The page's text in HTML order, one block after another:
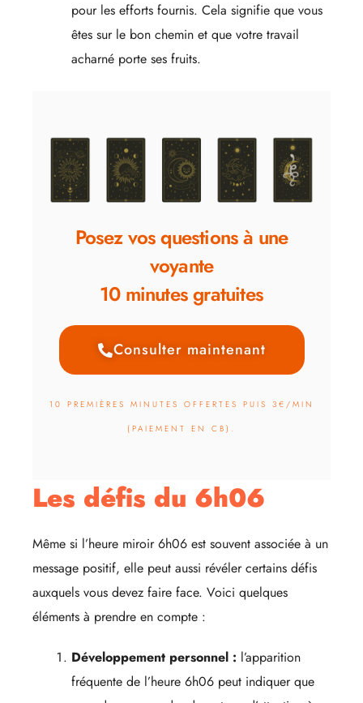
pour les efforts fournis. Cela signifie que vous
êtes sur le bon chemin et que votre travail
acharné porte ses fruits.
Posez vos questions à une
voyante
10 minutes gratuites
Consulter maintenant
10 PREMIÈRES MINUTES OFFERTES PUIS 3€/MIN
(PAIEMENT EN CB).
Les défis du 6h06
Même si l’heure miroir 6h06 est souvent associée à un
message positif, elle peut aussi révéler certains défis
auxquels vous devez faire face. Voici quelques
éléments à prendre en compte :
Développement personnel : l’apparition
fréquente de l’heure 6h06 peut indiquer que